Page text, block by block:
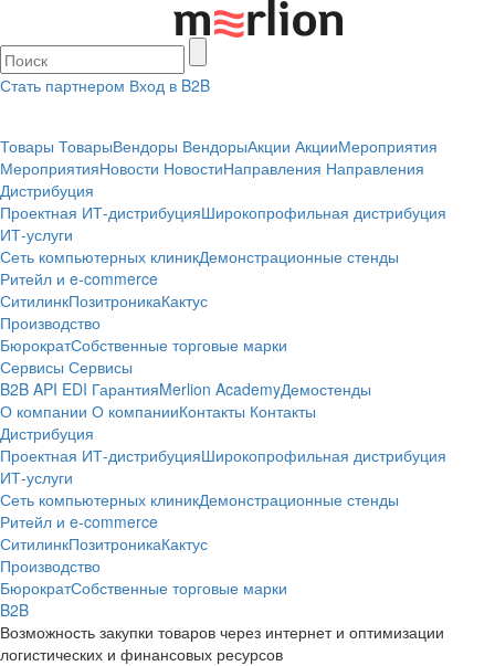
Стать партнером Вход в B2B
Товары ТоварыВендоры ВендорыАкции АкцииМероприятия
МероприятияНовости НовостиНаправления Направления
Дистрибуция
Проектная ИТ-дистрибуцияШирокопрофильная дистрибуция
ИТ-услуги
Сеть компьютерных клиникДемонстрационные стенды
Ритейл и e-commerce
СитилинкПозитроникаКактус
Производство
БюрократСобственные торговые марки
Сервисы Сервисы
B2B API EDI ГарантияMerlion AcademyДемостенды
О компании О компанииКонтакты Контакты
Дистрибуция
Проектная ИТ-дистрибуцияШирокопрофильная дистрибуция
ИТ-услуги
Сеть компьютерных клиникДемонстрационные стенды
Ритейл и e-commerce
СитилинкПозитроникаКактус
Производство
БюрократСобственные торговые марки
B2B
Возможность закупки товаров через интернет и оптимизации
логистических и финансовых ресурсов